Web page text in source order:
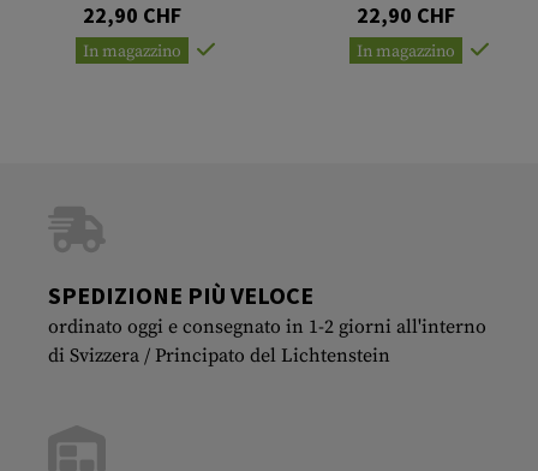
22,90 CHF
In magazzino
22,90 CHF
In magazzino
SPEDIZIONE PIÙ VELOCE
ordinato oggi e consegnato in 1-2 giorni all'interno
di Svizzera / Principato del Lichtenstein